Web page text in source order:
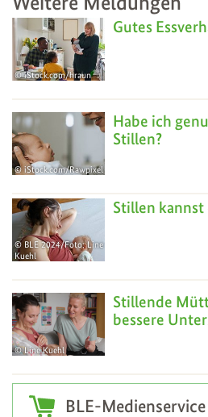
Gutes
iStock.com/hraun
Habe ich
Stillen?
iStock.com/Rawpixel
Stillen
BLE 2024/Foto: Line
Kuehl
Stillende
bessere
Line Kuehl
Zusatzinformationen
BLE-Medienservice